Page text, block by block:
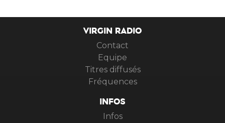
VIRGIN RADIO
Contact
Equipe
Titres diffusés
Fréquences
INFOS
Infos